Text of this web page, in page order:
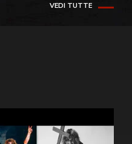
VEDI TUTTE